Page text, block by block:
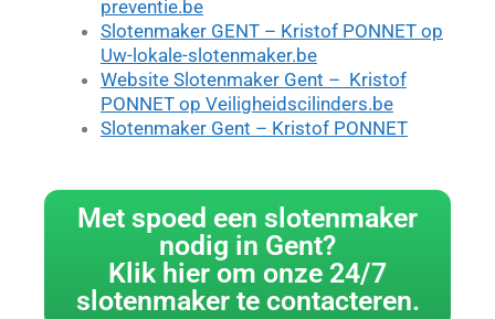
preventie.be
Slotenmaker GENT – Kristof PONNET op
Uw-lokale-slotenmaker.be
Website Slotenmaker Gent – Kristof
PONNET op Veiligheidscilinders.be
Slotenmaker Gent – Kristof PONNET
Met spoed een slotenmaker
nodig in Gent?
Klik hier om onze 24/7
slotenmaker te contacteren.